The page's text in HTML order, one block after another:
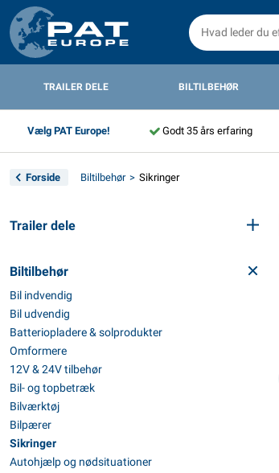
TRAILER DELE BILTILBEHØR
Vælg PAT Europe! Godt 35 års erfaring
Forside Biltilbehør Sikringer
Trailer dele
Biltilbehør
Bil indvendig
Bil udvendig
Batteriopladere & solprodukter
Omformere
12V & 24V tilbehør
Bil- og topbetræk
Bilværktøj
Bilpærer
Sikringer
Autohjælp og nødsituationer